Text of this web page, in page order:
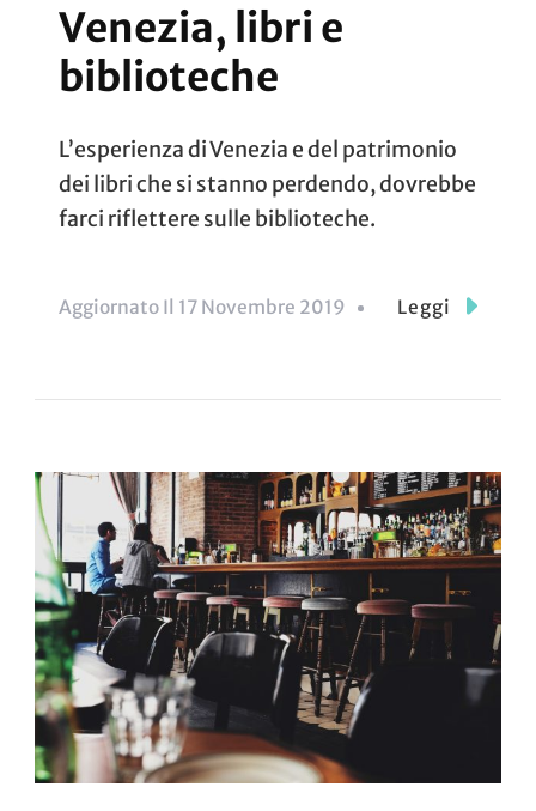
Venezia, libri e
biblioteche
L’esperienza di Venezia e del patrimonio
dei libri che si stanno perdendo, dovrebbe
farci riflettere sulle biblioteche.
Aggiornato Il 17 Novembre 2019 Leggi